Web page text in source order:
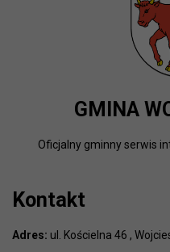
GMINA
Oficjalny gminny serwis
Kontakt
Adres: ul. Kościelna 46 ,